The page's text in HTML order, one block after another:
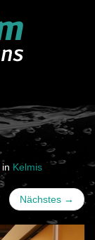
in Kelmis
Nächstes →